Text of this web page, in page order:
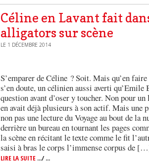
Céline en Lavant fait
alligators sur scène
LE 1 DÉCEMBRE 2014
S’emparer de Céline ? Soit. Mais qu’en
s’en doute, un célinien aussi averti qu’Emile
question avant d’oser y toucher. Non pour
en avait déjà plusieurs à son actif. Mais une
non pas une lecture du Voyage au bout de la
derrière un bureau en tournant les pages
la scène en récitant le texte comme le fit
saisi à bras le corps l’immense corpus de
LIRE LA SUITE .../ ...